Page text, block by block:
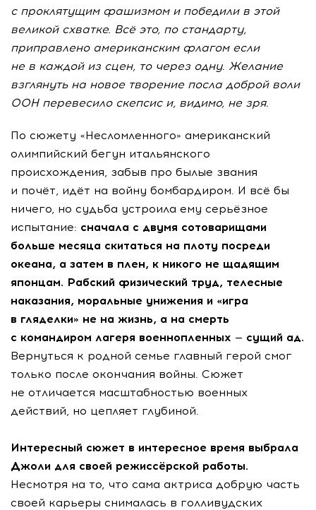
с проклятущим фашизмом и победили в этой
великой схватке. Всё это, по стандарту,
приправлено американским флагом если
не в каждой из сцен, то через одну. Желание
взглянуть на новое творение посла доброй воли
ООН перевесило скепсис и, видимо, не зря.
По сюжету «Несломленного» американский
олимпийский бегун итальянского
происхождения, забыв про былые звания
и почёт, идёт на войну бомбардиром. И всё бы
ничего, но судьба устроила ему серьёзное
испытание: сначала с двумя сотоварищами
больше месяца скитаться на плоту посреди
океана, а затем в плен, к никого не щадящим
японцам. Рабский физический труд, телесные
наказания, моральные унижения и «игра
в гляделки» не на жизнь, а на смерть
с командиром лагеря военнопленных — сущий ад.
Вернуться к родной семье главный герой смог
только после окончания войны. Сюжет
не отличается масштабностью военных
действий, но цепляет глубиной.
Интересный сюжет в интересное время выбрала
Джоли для своей режиссёрской работы.
Несмотря на то, что сама актриса добрую часть
своей карьеры снималась в голливудских